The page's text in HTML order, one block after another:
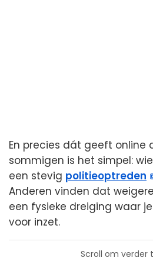
En precies dát geeft online
sommigen is het simpel:
een stevig politieoptreden
Anderen vinden dat
een fysieke dreiging waar
voor inzet.
Scroll om verder